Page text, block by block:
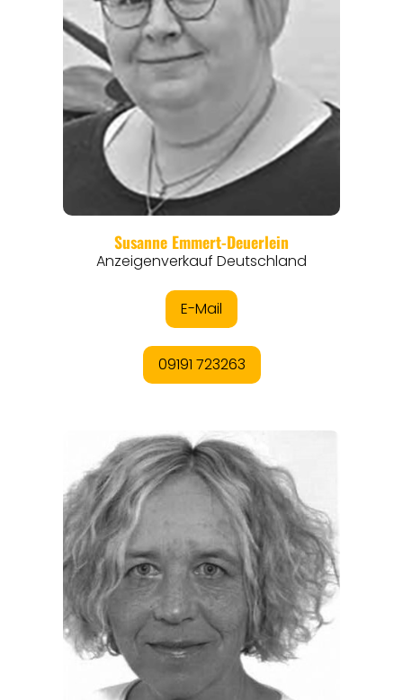
REGIONEN
EVENTS
REISEFÜHRER
REISEMAGAZINE
THEMEN
ANGEBOTE